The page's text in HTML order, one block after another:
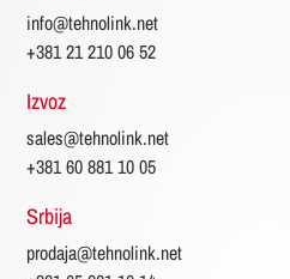
info@tehnolink.net
+381 21 210 06 52
Izvoz
sales@tehnolink.net
+381 60 881 10 05
Srbija
prodaja@tehnolink.net